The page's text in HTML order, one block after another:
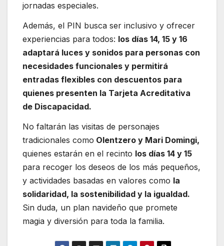
jornadas especiales.
Además, el PIN busca ser inclusivo y ofrecer
experiencias para todos: los días 14, 15 y 16
adaptará luces y sonidos para personas con
necesidades funcionales y permitirá
entradas flexibles con descuentos para
quienes presenten la Tarjeta Acreditativa
de Discapacidad.
No faltarán las visitas de personajes
tradicionales como Olentzero y Mari Domingi,
quienes estarán en el recinto los días 14 y 15
para recoger los deseos de los más pequeños,
y actividades basadas en valores como la
solidaridad, la sostenibilidad y la igualdad.
Sin duda, un plan navideño que promete
magia y diversión para toda la familia.